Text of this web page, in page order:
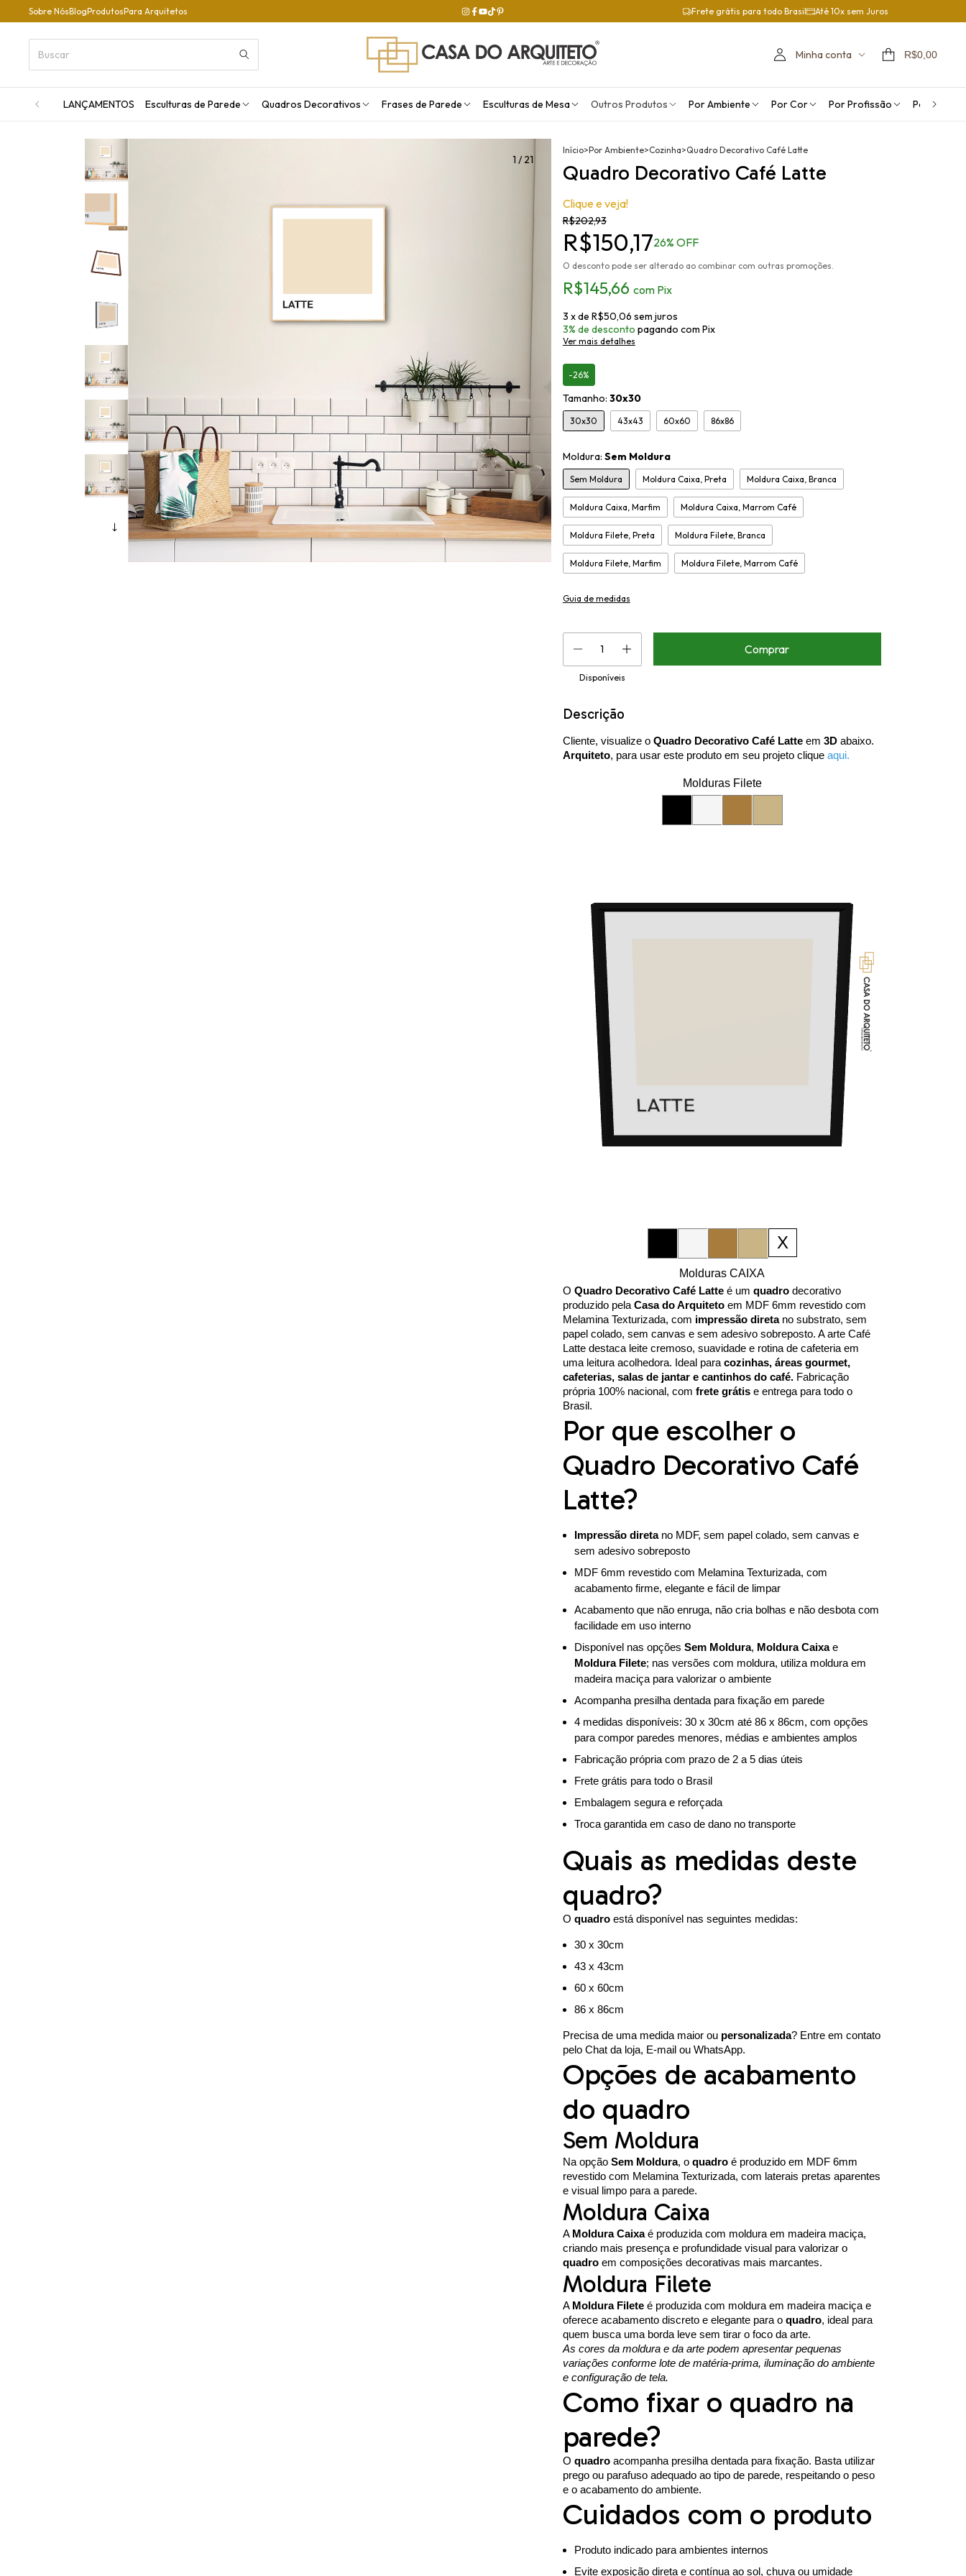
Sobre NósBlogProdutosPara Arquitetos Frete grátis para todo Brasil Até 10x sem Juros
Minha conta R$0,00
LANÇAMENTOS Esculturas de Parede Quadros Decorativos Frases de Parede Esculturas de Mesa Outros Produtos Por Ambiente Por Cor Por Profissão Por
1 / 21
Início>Por Ambiente>Cozinha>Quadro Decorativo Café Latte
Quadro Decorativo Café Latte
Clique e veja!
R$202,93
R$150,1726% OFF
O desconto pode ser alterado ao combinar com outras promoções.
R$145,66 com Pix
3 x de R$50,06 sem juros
3% de desconto pagando com Pix
Ver mais detalhes
-26%
Tamanho: 30x30
30x30 43x43 60x60 86x86
Moldura: Sem Moldura
Sem Moldura Moldura Caixa, Preta Moldura Caixa, Branca
Moldura Caixa, Marfim Moldura Caixa, Marrom Café
Moldura Filete, Preta Moldura Filete, Branca
Moldura Filete, Marfim Moldura Filete, Marrom Café
Guia de medidas
Disponíveis
Descrição
Cliente, visualize o Quadro Decorativo Café Latteem 3Dabaixo.
Arquiteto, para usar este produto em seu projeto clique aqui.
O Quadro Decorativo Café Latteé um quadrodecorativo
produzido pela Casa do Arquitetoem MDF 6mm revestido com
Melamina Texturizada, com impressão diretano substrato, sem
papel colado, sem canvas e sem adesivo sobreposto. A arte Café
Latte destaca leite cremoso, suavidade e rotina de cafeteria em
uma leitura acolhedora. Ideal para cozinhas, áreas gourmet,
cafeterias, salas de jantar e cantinhos do café.Fabricação
própria 100% nacional, com frete grátise entrega para todo o
Brasil.
Por que escolher o
Quadro Decorativo Café
Latte?
Impressão diretano MDF, sem papel colado, sem canvas e
sem adesivo sobreposto
MDF 6mm revestido com Melamina Texturizada, com
acabamento firme, elegante e fácil de limpar
Acabamento que não enruga, não cria bolhas e não desbota com
facilidade em uso interno
Disponível nas opções Sem Moldura, Moldura Caixae
Moldura Filete; nas versões com moldura, utiliza moldura em
madeira maciça para valorizar o ambiente
Acompanha presilha dentada para fixação em parede
4 medidas disponíveis: 30 x 30cm até 86 x 86cm, com opções
para compor paredes menores, médias e ambientes amplos
Fabricação própria com prazo de 2 a 5 dias úteis
Frete grátis para todo o Brasil
Embalagem segura e reforçada
Troca garantida em caso de dano no transporte
Quais as medidas deste
quadro?
O quadroestá disponível nas seguintes medidas:
30 x 30cm
43 x 43cm
60 x 60cm
86 x 86cm
Precisa de uma medida maior ou personalizada? Entre em contato
pelo Chat da loja, E-mail ou WhatsApp.
Opções de acabamento
do quadro
Sem Moldura
Na opção Sem Moldura, o quadroé produzido em MDF 6mm
revestido com Melamina Texturizada, com laterais pretas aparentes
e visual limpo para a parede.
Moldura Caixa
A Moldura Caixaé produzida com moldura em madeira maciça,
criando mais presença e profundidade visual para valorizar o
quadroem composições decorativas mais marcantes.
Moldura Filete
A Moldura Fileteé produzida com moldura em madeira maciça e
oferece acabamento discreto e elegante para o quadro, ideal para
quem busca uma borda leve sem tirar o foco da arte.
As cores da moldura e da arte podem apresentar pequenas
variações conforme lote de matéria-prima, iluminação do ambiente
e configuração de tela.
Como fixar o quadro na
parede?
O quadroacompanha presilha dentada para fixação. Basta utilizar
prego ou parafuso adequado ao tipo de parede, respeitando o peso
e o acabamento do ambiente.
Cuidados com o produto
Produto indicado para ambientes internos
Evite exposição direta e contínua ao sol, chuva ou umidade